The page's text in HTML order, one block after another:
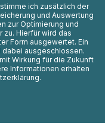
ich zusätzlich der
und Auswertung
zur Optimierung und
zu. Hierfür wird das
Form ausgewertet. Ein
dabei ausgeschlossen.
Wirkung für die Zukunft
Informationen erhalten